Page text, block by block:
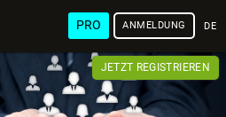
PRO ANMELDUNG
JETZT REGISTRIEREN